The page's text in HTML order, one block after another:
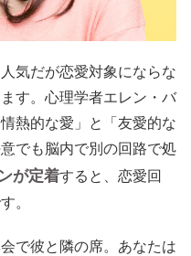
気だが恋愛対象にならな
す。心理学者エレン・バ
熱的な愛」と「友愛的な
でも脳内で別の回路で処
が定着すると、恋愛回
。
で彼と隣の席。あなたは